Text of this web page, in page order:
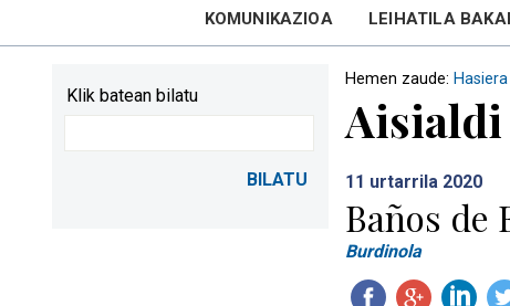
KOMUNIKAZIOA LEIHATILA
Hemen zaude: Hasiera
11 urtarrila 2020
Baños de
Burdinola
Klik batean bilatu